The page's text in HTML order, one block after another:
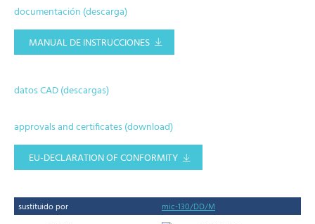
documentación (descarga)
MANUAL DE INSTRUCCIONES
datos CAD (descargas)
approvals and certificates (download)
EU-DECLARATION OF CONFORMITY
sustituido por
mic-130/DD/M